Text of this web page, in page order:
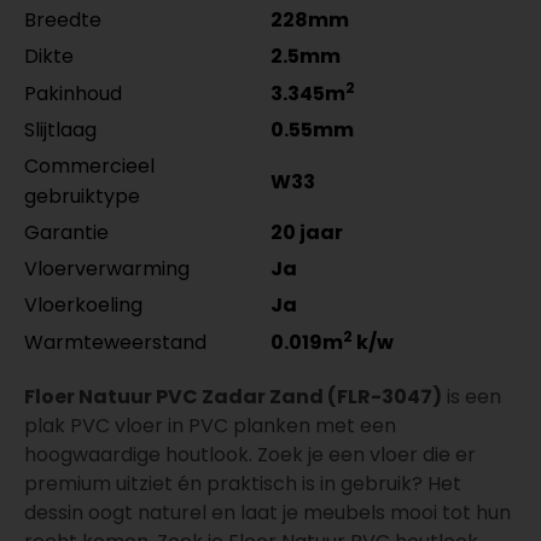
Breedte
228mm
Dikte
2.5mm
Pakinhoud
3.345m2
Slijtlaag
0.55mm
Commercieel
gebruiktype
W33
Garantie
20 jaar
Vloerverwarming
Ja
Vloerkoeling
Ja
Warmteweerstand
0.019m2 k/w
Floer Natuur PVC Zadar Zand (FLR-3047) is een
plak PVC vloer in PVC planken met een
hoogwaardige houtlook. Zoek je een vloer die er
premium uitziet én praktisch is in gebruik? Het
dessin oogt naturel en laat je meubels mooi tot hun